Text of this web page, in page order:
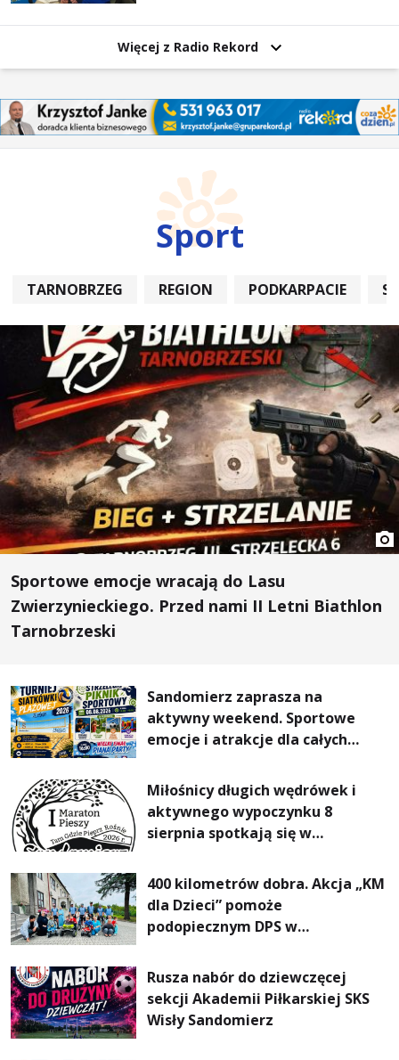
Więcej z Radio Rekord
Sport
TARNOBRZEG REGION PODKARPACIE
Sportowe emocje wracają do Lasu
Zwierzynieckiego. Przed nami II Letni Biathlon
Tarnobrzeski
Sandomierz zaprasza na
aktywny weekend. Sportowe
emocje i atrakcje dla całych
Miłośnicy długich wędrówek i
aktywnego wypoczynku 8
sierpnia spotkają się w
Pieszym „Tam Gdzie Pieprz
Rośnie”
400 kilometrów dobra. Akcja „KM
dla Dzieci” pomoże
podopiecznym DPS w
Rusza nabór do dziewczęcej
sekcji Akademii Piłkarskiej SKS
Wisły Sandomierz